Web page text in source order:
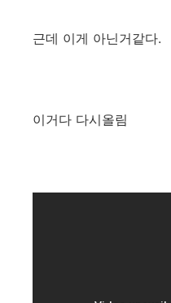
근데 이게 아닌거같다.
이거다 다시올림